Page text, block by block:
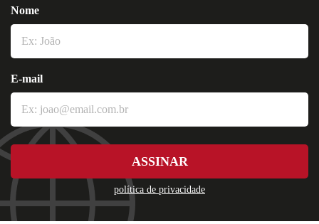
política de privacidade
Nome
E-mail
ASSINAR